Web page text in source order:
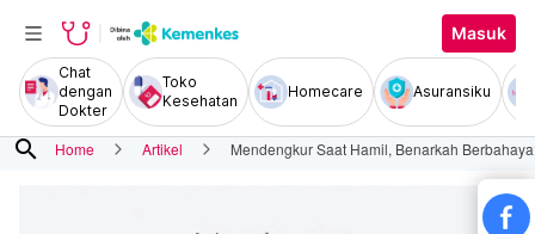
Masuk
Chat
dengan
Dokter
Toko
Kesehatan
Homecare Asuransiku
search Home Artikel Mendengkur Saat Hamil, Benarkah